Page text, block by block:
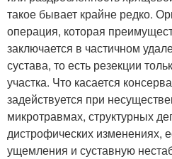
такое бывает крайне редко.
операция, которая
заключается в частичном
сустава, то есть резекции
участка. Что касается
задействуется при
микротравмах, структурных
дистрофических изменениях,
ущемления и суставную